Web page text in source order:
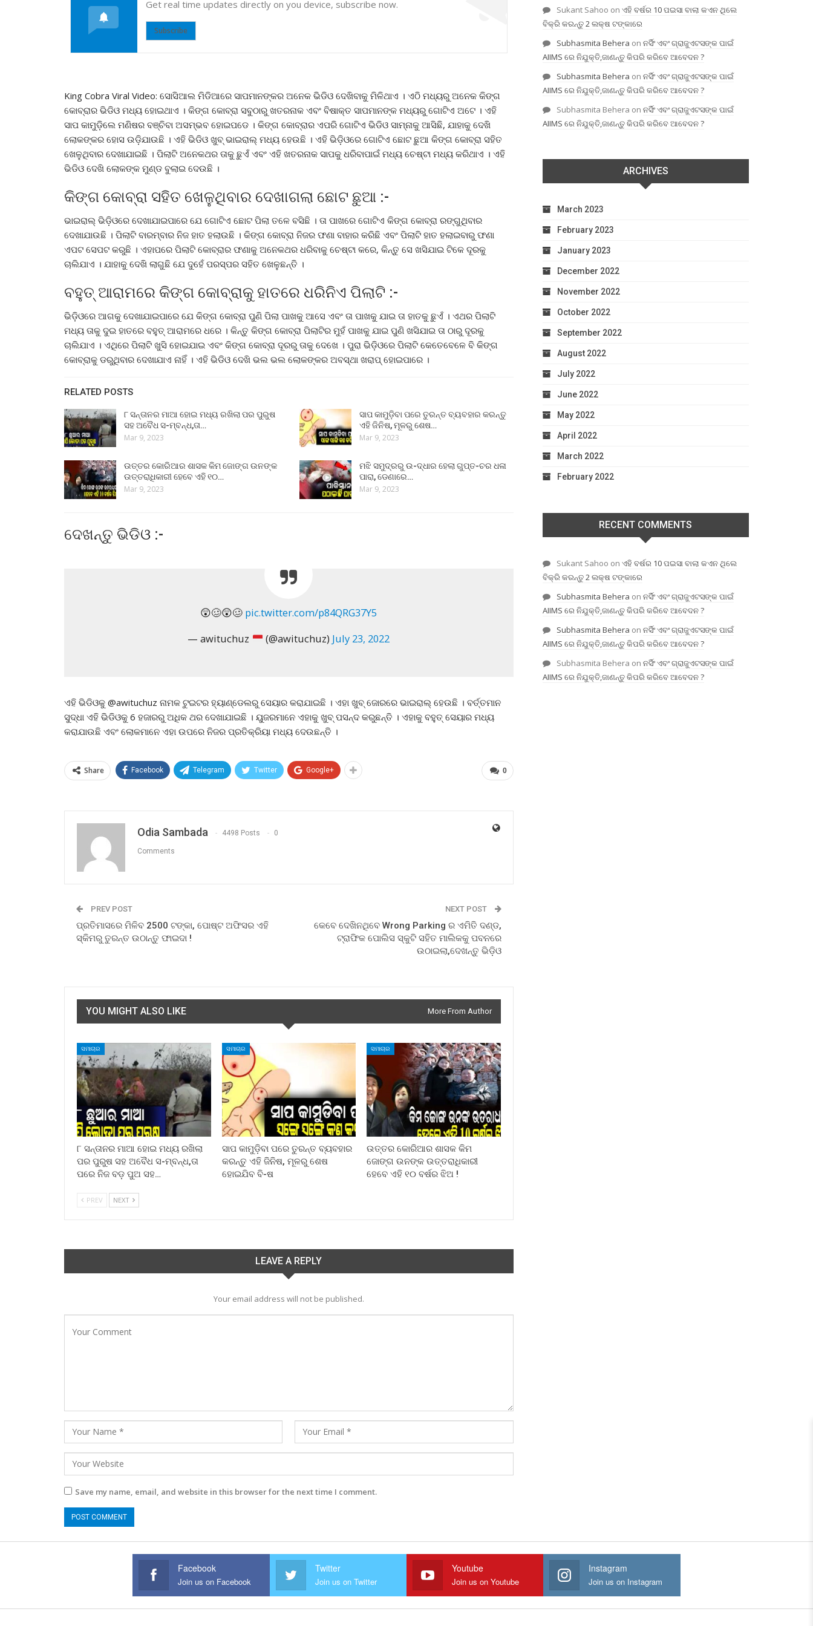
Get real time updates directly on you device, subscribe now.
Subscribe
King Cobra Viral Video: ସୋସିଆଲ ମିଡିଆରେ ସାପମାନଙ୍କର ଅନେକ ଭିଡିଓ ଦେଖିବାକୁ ମିଳିଥାଏ । ଏଠି ମଧ୍ୟରୁ ଅନେକ କିଙ୍ଗ
କୋବ୍ରାର ଭିଡିଓ ମଧ୍ୟ ହୋଇଥାଏ । କିଙ୍ଗ କୋବ୍ରା ସବୁଠାରୁ ଖତରନାକ ଏବଂ ବିଷାକ୍ତ ସାପମାନଙ୍କ ମଧ୍ୟରୁ ଗୋଟିଏ ଅଟେ । ଏହି
ସାପ କାମୁଡ଼ିଲେ ମଣିଷର ବଞ୍ଚିବା ଅସମ୍ଭବ ହୋଇପଡେ । କିଙ୍ଗ କୋବ୍ରାର ଏପରି ଗୋଟିଏ ଭିଡିଓ ସାମ୍ନାକୁ ଆସିଛି, ଯାହାକୁ ଦେଖି
ଲୋକଙ୍କର ହୋସ ଉଡ଼ିଯାଉଛି । ଏହି ଭିଡିଓ ଖୁବ୍ ଭାଇରାଲ୍ ମଧ୍ୟ ହେଉଛି । ଏହି ଭିଡ଼ିଓରେ ଗୋଟିଏ ଛୋଟ ଛୁଆ କିଙ୍ଗ କୋବ୍ରା ସହିତ
ଖେଳୁଥିବାର ଦେଖାଯାଇଛି । ପିଲାଟି ଅନେକଥର ତାକୁ ଛୁଏଁ ଏବଂ ଏହି ଖତରନାକ ସାପକୁ ଧରିବାପାଇଁ ମଧ୍ୟ ଚେଷ୍ଟା ମଧ୍ୟ କରିଥାଏ । ଏହି
ଭିଡିଓ ଦେଖି ଲୋକଙ୍କ ମୁଣ୍ଡ ବୁଲାଇ ଦେଉଛି ।
କିଙ୍ଗ କୋବ୍ରା ସହିତ ଖେଳୁଥିବାର ଦେଖାଗଲା ଛୋଟ ଛୁଆ :-
ଭାଇରାଲ୍ ଭିଡ଼ିଓରେ ଦେଖାଯାଇପାରେ ଯେ ଗୋଟିଏ ଛୋଟ ପିଲା ତଳେ ବସିଛି । ତା ପାଖରେ ଗୋଟିଏ କିଙ୍ଗ କୋବ୍ରା ରଙ୍ଗୁଥିବାର
ଦେଖାଯାଉଛି । ପିଲାଟି ବାରମ୍ବାର ନିଜ ହାତ ହଲାଉଛି । କିଙ୍ଗ କୋବ୍ରା ନିଜର ଫଣା ବାହାର କରିଛି ଏବଂ ପିଲାଟି ହାତ ହଲାଇବାରୁ ଫଣା
ଏପଟ ସେପଟ କରୁଛି । ଏହାପରେ ପିଲାଟି କୋବ୍ରାର ଫଣାକୁ ଅନେକଥର ଧରିବାକୁ ଚେଷ୍ଟା କରେ, କିନ୍ତୁ ସେ ଖସିଯାଇ ଟିକେ ଦୂରକୁ
ଚାଲିଯାଏ । ଯାହାକୁ ଦେଖି ଲାଗୁଛି ଯେ ଦୁହେଁ ପରସ୍ପର ସହିତ ଖେଳୁଛନ୍ତି ।
ବହୁତ୍ ଆରାମରେ କିଙ୍ଗ କୋବ୍ରାକୁ ହାତରେ ଧରିନିଏ ପିଲାଟି :-
ଭିଡ଼ିଓରେ ଆଗକୁ ଦେଖାଯାଇପାରେ ଯେ କିଙ୍ଗ କୋବ୍ରା ପୁଣି ପିଲା ପାଖକୁ ଆସେ ଏବଂ ତା ପାଖକୁ ଯାଇ ତା ହାତକୁ ଛୁଏଁ । ଏଥର ପିଲାଟି
ମଧ୍ୟ ତାକୁ ଦୁଇ ହାତରେ ବହୁତ୍ ଆରାମରେ ଧରେ । କିନ୍ତୁ କିଙ୍ଗ କୋବ୍ରା ପିଲାଟିର ମୁହଁ ପାଖକୁ ଯାଇ ପୁଣି ଖସିଯାଇ ତା ଠାରୁ ଦୂରକୁ
ଚାଲିଯାଏ । ଏଥିରେ ପିଲାଟି ଖୁସି ହୋଇଯାଇ ଏବଂ କିଙ୍ଗ କୋବ୍ରା ଦୂରରୁ ତାକୁ ଦେଖେ । ପୁରା ଭିଡ଼ିଓରେ ପିଲାଟି କେତେବେଳେ ବି କିଙ୍ଗ
କୋବ୍ରାକୁ ଡରୁଥିବାର ଦେଖାଯାଏ ନାହିଁ । ଏହି ଭିଡିଓ ଦେଖି ଭଲ ଭଲ ଲୋକଙ୍କର ଅବସ୍ଥା ଖରାପ୍ ହୋଇପାରେ ।
RELATED POSTS
୮ ସନ୍ତାନର ମାଆ ହୋଇ ମଧ୍ୟ ରଖିଲା ପର ପୁରୁଷ
ସହ ଅବୈଧ ସ-ମ୍ବନ୍ଧ,ତା…
Mar 9, 2023
ସାପ କାମୁଡ଼ିବା ପରେ ତୁରନ୍ତ ବ୍ୟବହାର କରନ୍ତୁ
ଏହି ଜିନିଷ, ମୂଳରୁ ଶେଷ…
Mar 9, 2023
ଉତ୍ତର କୋରିଆର ଶାସକ କିମ ଜୋଙ୍ଗ ଉନଙ୍କ
ଉତ୍ତରାଧିକାରୀ ହେବେ ଏହି ୧୦…
Mar 9, 2023
ମଝି ସମୁଦ୍ରରୁ ଉ-ଦ୍ଧାର ହେଲା ଗୁପ୍ତ-ଚର ଧଳା
ପାରା, ଡେଣାରେ…
Mar 9, 2023
ଦେଖନ୍ତୁ ଭିଡିଓ :-
😲🥴😲🥴 pic.twitter.com/p84QRG37Y5
— awituchuz
(@awituchuz) July 23, 2022
ଏହି ଭିଡିଓକୁ @awituchuz ନାମକ ଟୁଇଟର ହ୍ୟାଣ୍ଡେଲରୁ ସେୟାର କରାଯାଇଛି । ଏହା ଖୁବ୍ ଜୋରରେ ଭାଇରାଲ୍ ହେଉଛି । ବର୍ତ୍ତମାନ
ସୁଦ୍ଧା ଏହି ଭିଡିଓକୁ 6 ହଜାରରୁ ଅଧିକ ଥର ଦେଖାଯାଇଛି । ୟୁଜରମାନେ ଏହାକୁ ଖୁବ୍ ପସନ୍ଦ କରୁଛନ୍ତି । ଏହାକୁ ବହୁତ୍ ସେୟାର ମଧ୍ୟ
କରାଯାଉଛି ଏବଂ ଲୋକମାନେ ଏହା ଉପରେ ନିଜର ପ୍ରତିକ୍ରିୟା ମଧ୍ୟ ଦେଉଛନ୍ତି ।
0
Share Facebook Telegram Twitter Google+
Odia Sambada 4498 Posts 0
Comments
PREV POST
ପ୍ରତିମାସରେ ମିଳିବ 2500 ଟଙ୍କା, ପୋଷ୍ଟ ଅଫିସର ଏହି
ସ୍କିମରୁ ତୁରନ୍ତ ଉଠାନ୍ତୁ ଫାଇଦା !
NEXT POST
କେବେ ଦେଖିନଥିବେ Wrong Parking ର ଏମିତି ଦଣ୍ଡ,
ଟ୍ରାଫିକ ପୋଲିସ ସ୍କୁଟି ସହିତ ମାଲିକକୁ ପବନରେ
ଉଠାଇଲା,ଦେଖନ୍ତୁ ଭିଡ଼ିଓ
YOU MIGHT ALSO LIKE More From Author
ସମାଚାର
୮ ସନ୍ତାନର ମାଆ ହୋଇ ମଧ୍ୟ ରଖିଲା
ପର ପୁରୁଷ ସହ ଅବୈଧ ସ-ମ୍ବନ୍ଧ,ତା
ପରେ ନିଜ ବଡ଼ ପୁଅ ସହ…
ସମାଚାର
ସାପ କାମୁଡ଼ିବା ପରେ ତୁରନ୍ତ ବ୍ୟବହାର
କରନ୍ତୁ ଏହି ଜିନିଷ, ମୂଳରୁ ଶେଷ
ହୋଇଯିବ ବି-ଷ
ସମାଚାର
ଉତ୍ତର କୋରିଆର ଶାସକ କିମ
ଜୋଙ୍ଗ ଉନଙ୍କ ଉତ୍ତରାଧିକାରୀ
ହେବେ ଏହି ୧୦ ବର୍ଷର ଝିଅ !
PREV NEXT
LEAVE A REPLY
Your email address will not be published.
Save my name, email, and website in this browser for the next time I comment.
Sukant Sahoo on ଏହି ବର୍ଷର 10 ପଇସା ବାଲା କଏନ ଥିଲେ
ବିକ୍ରି କରନ୍ତୁ 2 ଲକ୍ଷ ଟଙ୍କାରେ
Subhasmita Behera on ନର୍ସିଂ ଏବଂ ଗ୍ରାଜୁଏଟସଙ୍କ ପାଇଁ
AIIMS ରେ ନିଯୁକ୍ତି,ଜାଣନ୍ତୁ କିପରି କରିବେ ଆବେଦନ ?
Subhasmita Behera on ନର୍ସିଂ ଏବଂ ଗ୍ରାଜୁଏଟସଙ୍କ ପାଇଁ
AIIMS ରେ ନିଯୁକ୍ତି,ଜାଣନ୍ତୁ କିପରି କରିବେ ଆବେଦନ ?
Subhasmita Behera on ନର୍ସିଂ ଏବଂ ଗ୍ରାଜୁଏଟସଙ୍କ ପାଇଁ
AIIMS ରେ ନିଯୁକ୍ତି,ଜାଣନ୍ତୁ କିପରି କରିବେ ଆବେଦନ ?
ARCHIVES
March 2023
February 2023
January 2023
December 2022
November 2022
October 2022
September 2022
August 2022
July 2022
June 2022
May 2022
April 2022
March 2022
February 2022
RECENT COMMENTS
Sukant Sahoo on ଏହି ବର୍ଷର 10 ପଇସା ବାଲା କଏନ ଥିଲେ
ବିକ୍ରି କରନ୍ତୁ 2 ଲକ୍ଷ ଟଙ୍କାରେ
Subhasmita Behera on ନର୍ସିଂ ଏବଂ ଗ୍ରାଜୁଏଟସଙ୍କ ପାଇଁ
AIIMS ରେ ନିଯୁକ୍ତି,ଜାଣନ୍ତୁ କିପରି କରିବେ ଆବେଦନ ?
Subhasmita Behera on ନର୍ସିଂ ଏବଂ ଗ୍ରାଜୁଏଟସଙ୍କ ପାଇଁ
AIIMS ରେ ନିଯୁକ୍ତି,ଜାଣନ୍ତୁ କିପରି କରିବେ ଆବେଦନ ?
Subhasmita Behera on ନର୍ସିଂ ଏବଂ ଗ୍ରାଜୁଏଟସଙ୍କ ପାଇଁ
AIIMS ରେ ନିଯୁକ୍ତି,ଜାଣନ୍ତୁ କିପରି କରିବେ ଆବେଦନ ?
Facebook
Join us on Facebook
Twitter
Join us on Twitter
Youtube
Join us on Youtube
Instagram
Join us on Instagram